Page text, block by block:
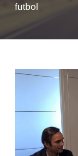
futbol